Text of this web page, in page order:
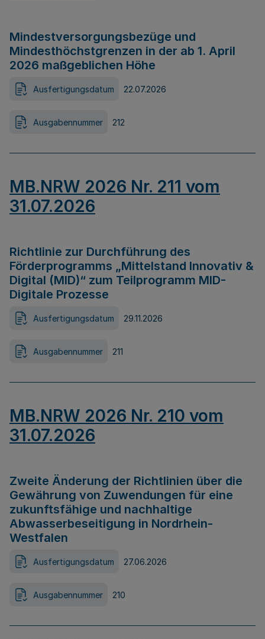
Mindestversorgungsbezüge und
Mindesthöchstgrenzen in der ab 1. April
2026 maßgeblichen Höhe
Ausfertigungsdatum 22.07.2026
Ausgabennummer 212
MB.NRW 2026 Nr. 211 vom
31.07.2026
Richtlinie zur Durchführung des
Förderprogramms „Mittelstand Innovativ &
Digital (MID)“ zum Teilprogramm MID-
Digitale Prozesse
Ausfertigungsdatum 29.11.2026
Ausgabennummer 211
MB.NRW 2026 Nr. 210 vom
31.07.2026
Zweite Änderung der Richtlinien über die
Gewährung von Zuwendungen für eine
zukunftsfähige und nachhaltige
Abwasserbeseitigung in Nordrhein-
Westfalen
Ausfertigungsdatum 27.06.2026
Ausgabennummer 210